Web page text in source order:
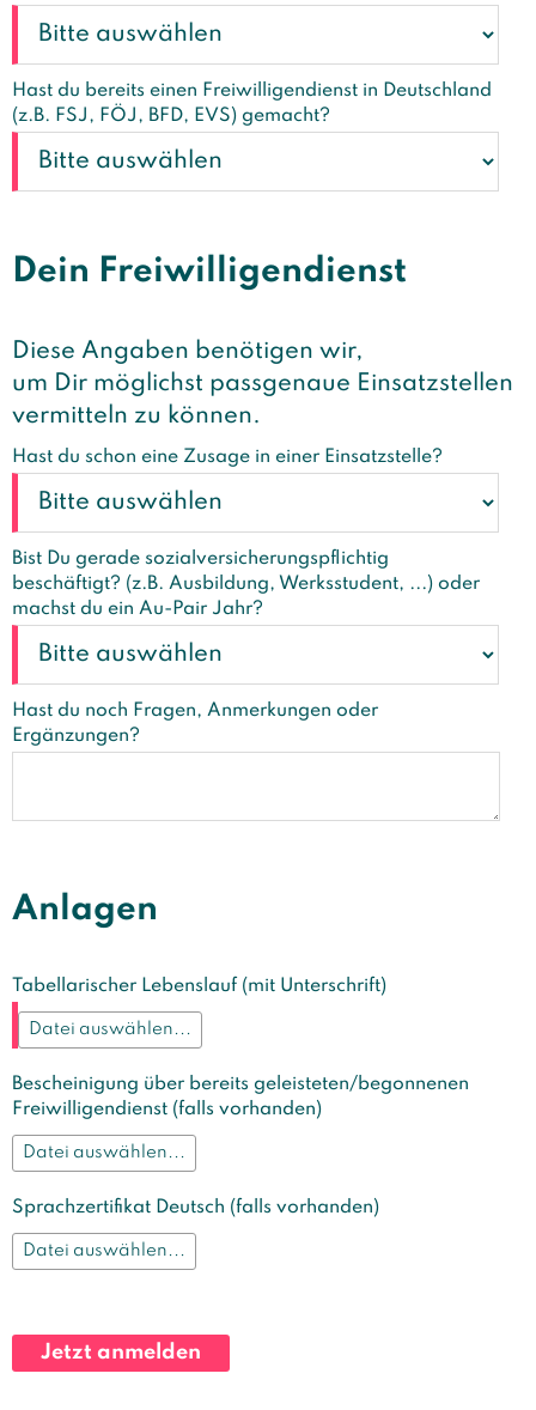
Hast du bereits einen Freiwilligendienst in Deutschland
(z.B. FSJ, FÖJ, BFD, EVS) gemacht?
Dein Freiwilligendienst
Diese Angaben benötigen wir,
um Dir möglichst passgenaue Einsatzstellen
vermitteln zu können.
Hast du schon eine Zusage in einer Einsatzstelle?
Bist Du gerade sozialversicherungspflichtig
beschäftigt? (z.B. Ausbildung, Werksstudent, ...) oder
machst du ein Au-Pair Jahr?
Hast du noch Fragen, Anmerkungen oder
Ergänzungen?
Anlagen
Tabellarischer Lebenslauf (mit Unterschrift)
Bescheinigung über bereits geleisteten/begonnenen
Freiwilligendienst (falls vorhanden)
Sprachzertifikat Deutsch (falls vorhanden)